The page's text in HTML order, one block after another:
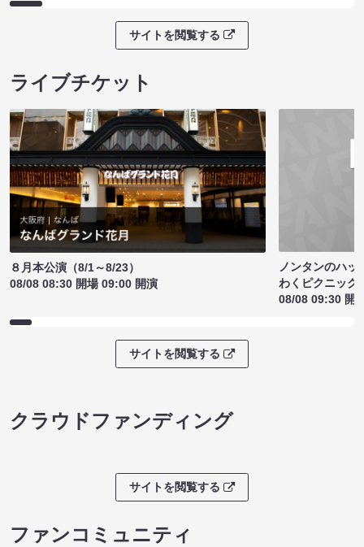
サイトを閲覧する
ライブチケット
８月本公演（8/1～8/23）
08/08 08:30 開場 09:00 開演
ノンタンのハッ
わくピクニック
08/08 09:30 開
サイトを閲覧する
クラウドファンディング
サイトを閲覧する
ファンコミュニティ